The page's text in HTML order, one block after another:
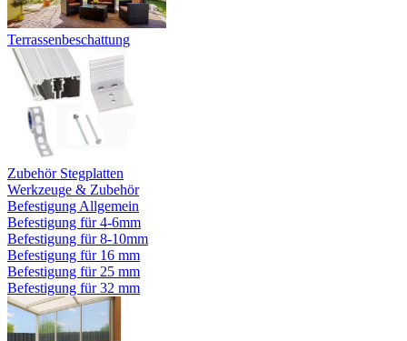
Terrassenbeschattung
Zubehör Stegplatten
Werkzeuge & Zubehör
Befestigung Allgemein
Befestigung für 4-6mm
Befestigung für 8-10mm
Befestigung für 16 mm
Befestigung für 25 mm
Befestigung für 32 mm